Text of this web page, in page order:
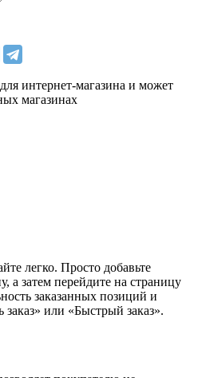
интернет-магазина и может
магазинах
легко. Просто добавьте
а затем перейдите на страницу
заказанных позиций и
или «Быстрый заказ».